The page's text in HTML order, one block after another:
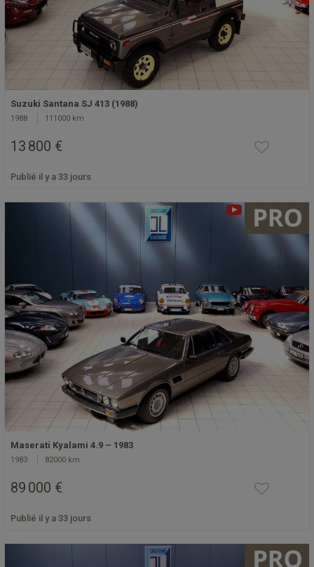
Suzuki Santana SJ 413 (1988)
1988 111000 km
13 800 €
Publié il y a 33 jours
Maserati Kyalami 4.9 – 1983
1983 82000 km
89 000 €
Publié il y a 33 jours